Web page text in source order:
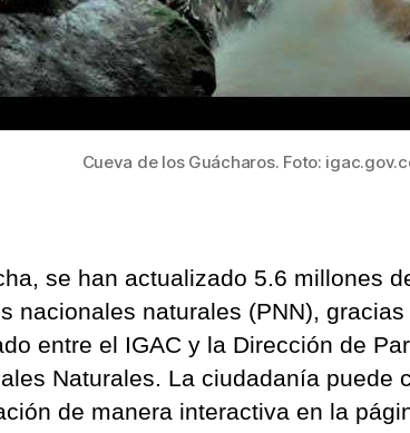
Cueva de los Guácharos. Foto:
se han actualizado 5.6 millones
nacionales naturales (PNN),
entre el IGAC y la Dirección de
Naturales. La ciudadanía puede
de manera interactiva en la